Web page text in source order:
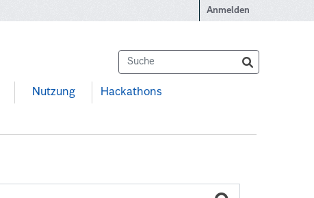
Anmelden
Nutzung Hackathons